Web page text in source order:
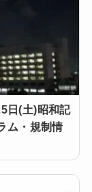
日(土)昭和記
ム・規制情